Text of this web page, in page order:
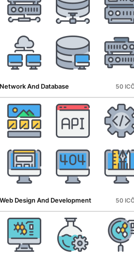
Network And Database 50
Web Design And Development 50